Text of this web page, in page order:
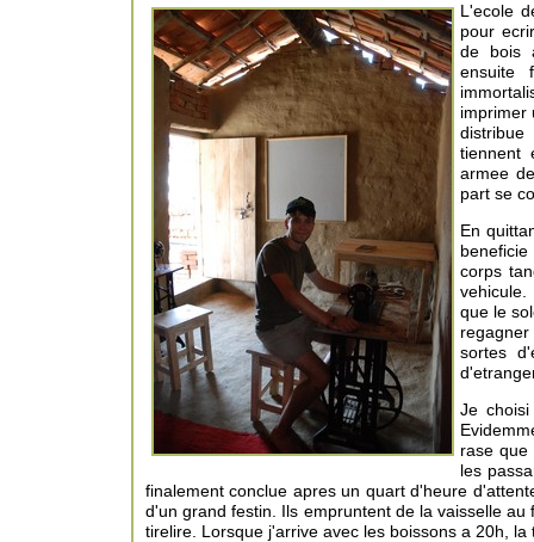
L'ecole
pour
de bois
ensuite
imprimer
tiennent
armee
part se
En
corps
que le
sortes
Je
rase
les
finalement conclue apres un quart d'heure
d'un grand festin. Ils empruntent de la vaisselle
tirelire. Lorsque j'arrive avec les boissons a 20h,